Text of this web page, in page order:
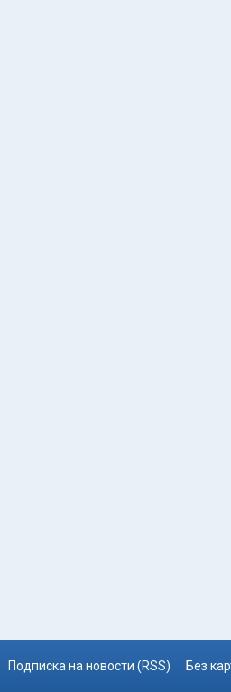
Подписка на новости (RSS) Без